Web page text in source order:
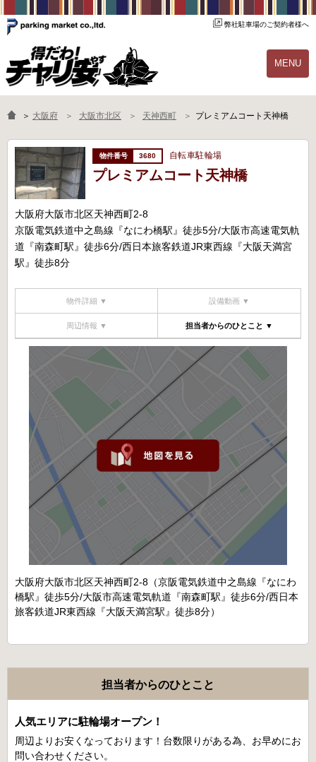
弊社駐車場のご契約者様へ
MENU
物件一覧 ご契約の流れ
よくあるご質問 駐輪場オーナー様へ
＞ 大阪府 大阪市北区 天神西町 プレミアムコート天神橋
3680 自転車駐輪場
プレミアムコート天神橋
大阪府大阪市北区天神西町2-8
京阪電気鉄道中之島線『なにわ橋駅』徒歩5分/大阪市高速電気軌
道『南森町駅』徒歩6分/西日本旅客鉄道JR東西線『大阪天満宮
駅』徒歩8分
物件詳細 ▼ 設備動画 ▼
周辺情報 ▼ 担当者からのひとこと ▼
大阪府大阪市北区天神西町2-8（京阪電気鉄道中之島線『なにわ
橋駅』徒歩5分/大阪市高速電気軌道『南森町駅』徒歩6分/西日本
旅客鉄道JR東西線『大阪天満宮駅』徒歩8分）
担当者からのひとこと
人気エリアに駐輪場オープン！
周辺よりお安くなっております！台数限りがある為、お早めにお
問い合わせください。